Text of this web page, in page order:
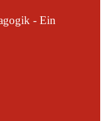
- Ein